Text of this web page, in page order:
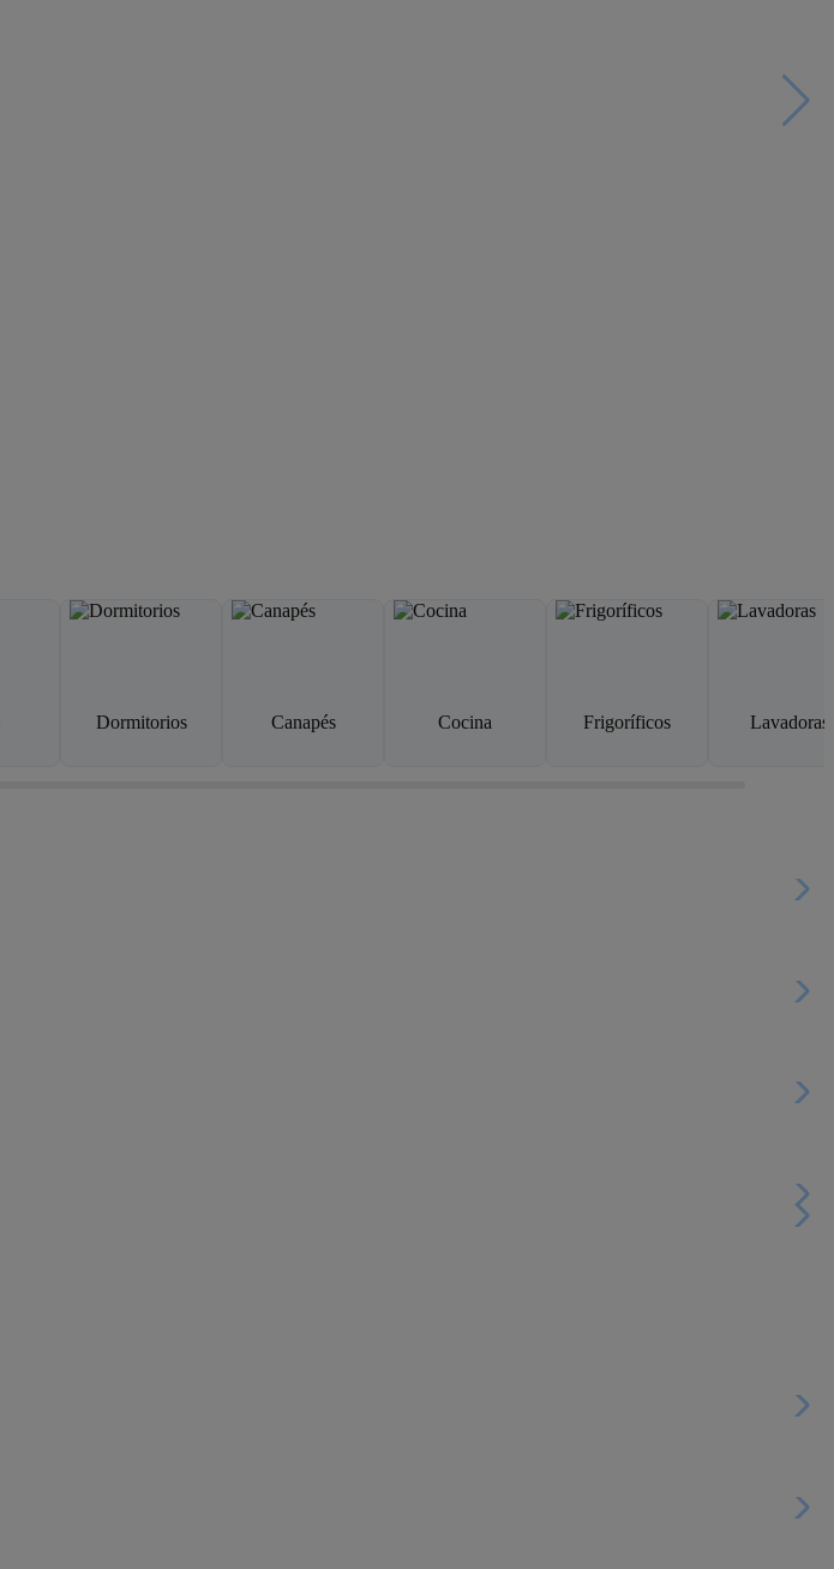
Dormitorios Canapés Cocina Frigoríficos Lavadoras